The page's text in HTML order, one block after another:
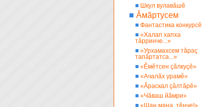
■ Шкул вулавăшĕ
■ Ăмăртусем
■ Фантастика конкурсĕ
■ «Халап хапха
тăрринче...»
■ «Урхамахсем тăраç
тапăртатса...»
■ «Ĕмĕтсен çăлкуçĕ»
■ «Ачалăх урамĕ»
■ «Ăраскал çăлтăрĕ»
■ «Чăваш йăмри»
■ «Шан мана, тĕнче!»